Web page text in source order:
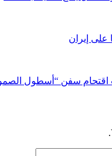
على إيران
اقتحام سفن “أسطول